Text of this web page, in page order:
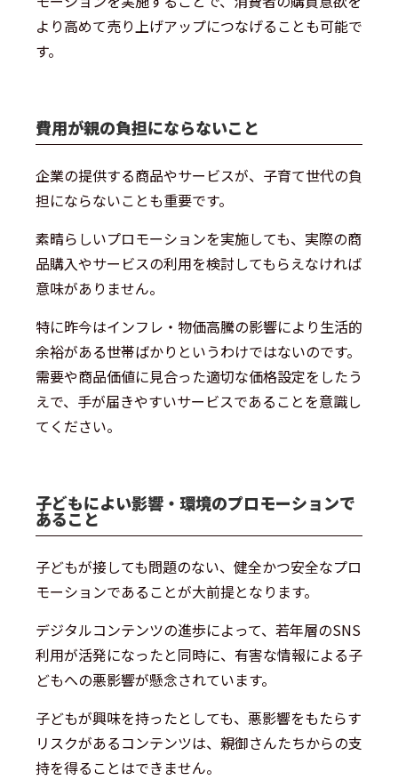
より高めて売り上げアップにつなげることも可能で
す。
費用が親の負担にならないこと
企業の提供する商品やサービスが、子育て世代の負
担にならないことも重要です。
素晴らしいプロモーションを実施しても、実際の商
品購入やサービスの利用を検討してもらえなければ
意味がありません。
特に昨今はインフレ・物価高騰の影響により生活的
余裕がある世帯ばかりというわけではないのです。
需要や商品価値に見合った適切な価格設定をしたう
えで、手が届きやすいサービスであることを意識し
てください。
子どもによい影響・環境のプロモーションで
あること
子どもが接しても問題のない、健全かつ安全なプロ
モーションであることが大前提となります。
デジタルコンテンツの進歩によって、若年層のSNS
利用が活発になったと同時に、有害な情報による子
どもへの悪影響が懸念されています。
子どもが興味を持ったとしても、悪影響をもたらす
リスクがあるコンテンツは、親御さんたちからの支
持を得ることはできません。